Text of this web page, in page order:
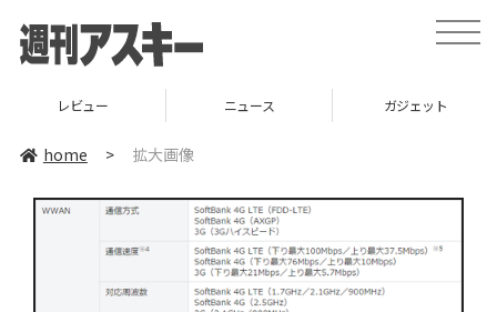
toggle
レビュー ニュース ガジェット
home > 拡大画像